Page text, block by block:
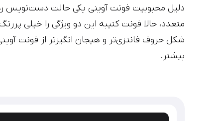
دلیل محبوبیت فونت آوینی یکی حالت دست‌نویس
متعدد، حالا فونت کتیبه این دو ویژگی را خیلی
شکل حروف فانتزی‌تر و هیجان انگیزتر از فونت
بیشتر.